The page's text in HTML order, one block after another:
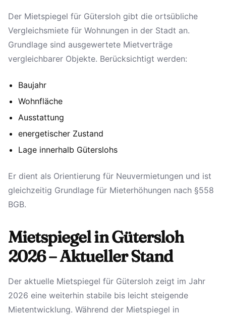
Der Mietspiegel für Gütersloh gibt die ortsübliche
Vergleichsmiete für Wohnungen in der Stadt an.
Grundlage sind ausgewertete Mietverträge
vergleichbarer Objekte. Berücksichtigt werden:
Baujahr
Wohnfläche
Ausstattung
energetischer Zustand
Lage innerhalb Güterslohs
Er dient als Orientierung für Neuvermietungen und ist
gleichzeitig Grundlage für Mieterhöhungen nach §558
BGB.
Mietspiegel in Gütersloh
2026 – Aktueller Stand
Der aktuelle Mietspiegel für Gütersloh zeigt im Jahr
2026 eine weiterhin stabile bis leicht steigende
Mietentwicklung. Während der Mietspiegel in